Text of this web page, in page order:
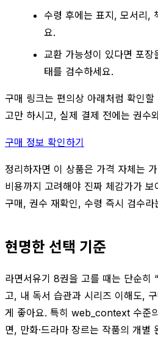
수령 후에는 표지, 모서리,
요.
교환 가능성이 있다면 포
태를 검수하세요.
구매 링크는 편의상 아래처럼 확인
고만 하시고, 실제 결제 전에는 권수
구매 정보 확인하기
정리하자면 이 상품은 가격 자체는
비용까지 고려해야 진짜 체감가가
구매, 권수 재확인, 수령 즉시 검수
현명한 선택 기준
라면서유기 8권을 고를 때는 단순히
고, 내 독서 습관과 시리즈 이해도,
게 좋아요. 특히 web_context 수준
면, 만화·드라마 장르는 작품의 개별